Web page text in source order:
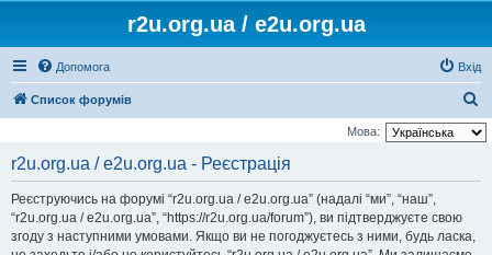
r2u.org.ua / e2u.org.ua
Допомога Вхід
Список форумів
о
Мова:
r2u.org.ua / e2u.org.ua - Реєстрація
Реєструючись на форумі “r2u.org.ua / e2u.org.ua” (надалі “ми”, “наш”,
“r2u.org.ua / e2u.org.ua”, “https://r2u.org.ua/forum”), ви підтверджуєте свою
згоду з наступними умовами. Якщо ви не погоджуєтесь з ними, будь ласка,